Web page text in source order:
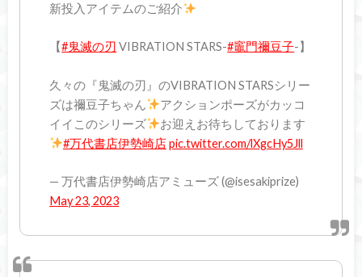
新投入アイテムのご紹介
【#鬼滅の刃 VIBRATION STARS-#竈門禰豆子-】
久々の『鬼滅の刃』のVIBRATION STARSシリー
ズは禰豆子ちゃん
アクションポーズがカッコ
イイこのシリーズ
お迎えお待ちしております
#万代書店伊勢崎店pic.twitter.com/lXgcHy5Jll
— 万代書店伊勢崎店アミューズ (@isesakiprize)
May 23, 2023